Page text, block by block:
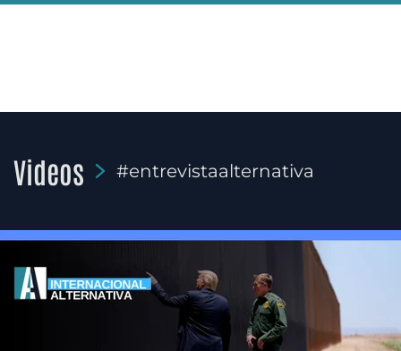
Videos #entrevistaalternativa